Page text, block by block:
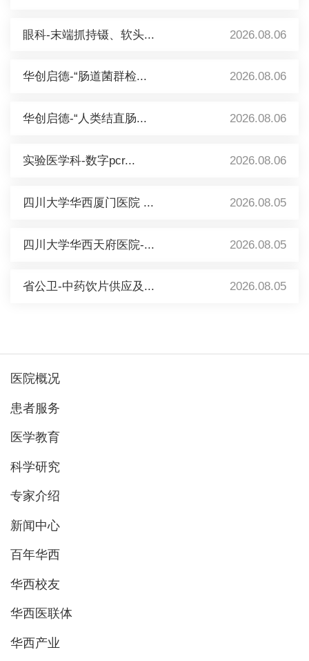
眼科-末端抓持镊、软头... 2026.08.06
华创启德-“肠道菌群检... 2026.08.06
华创启德-“人类结直肠... 2026.08.06
实验医学科-数字pcr... 2026.08.06
四川大学华西厦门医院 ... 2026.08.05
四川大学华西天府医院-... 2026.08.05
省公卫-中药饮片供应及... 2026.08.05
医院概况
患者服务
医学教育
科学研究
专家介绍
新闻中心
百年华西
华西校友
华西医联体
华西产业